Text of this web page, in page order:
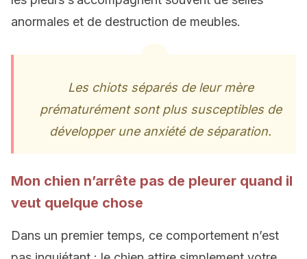
anormales et de destruction de meubles.
Les chiots séparés de leur mère
prématurément sont plus susceptibles de
développer une anxiété de séparation.
Mon chien n’arrête pas de pleurer quand il
veut quelque chose
Dans un premier temps, ce comportement n’est